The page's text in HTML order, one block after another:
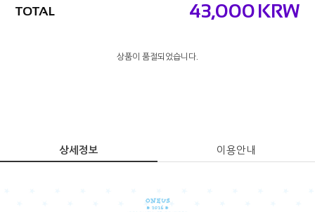
TOTAL 43,000 KRW
상품이 품절되었습니다.
상세정보 이용안내